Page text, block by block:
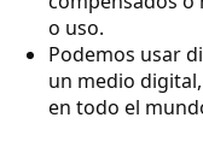
o uso.
Podemos usar
un medio
en todo el